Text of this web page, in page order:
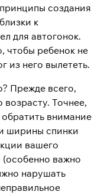
создания
к
для автогонок.
чтобы ребенок не
из него вылететь.
Прежде всего,
Точнее,
внимание
ширины спинки
вашего
(особенно важно
нарушать